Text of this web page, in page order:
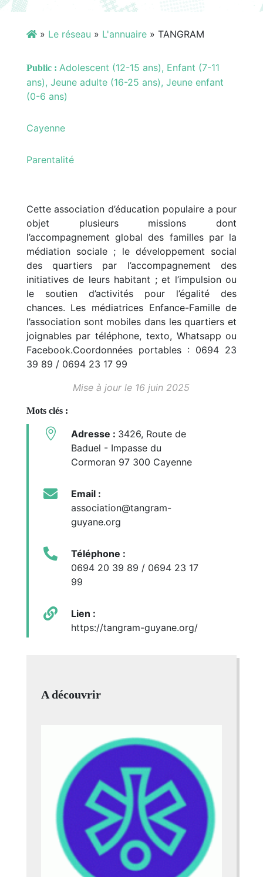
» Le réseau » L'annuaire» TANGRAM
Public : Adolescent (12-15 ans), Enfant (7-11
ans), Jeune adulte (16-25 ans), Jeune enfant
(0-6 ans)
Cayenne
Parentalité
Cette association d’éducation populaire a pour
objet plusieurs missions dont
l’accompagnement global des familles par la
médiation sociale ; le développement social
des quartiers par l’accompagnement des
initiatives de leurs habitant ; et l’impulsion ou
le soutien d’activités pour l’égalité des
chances. Les médiatrices Enfance-Famille de
l’association sont mobiles dans les quartiers et
joignables par téléphone, texto, Whatsapp ou
Facebook.Coordonnées portables : 0694 23
39 89 / 0694 23 17 99
Mise à jour le 16 juin 2025
Mots clés :
 Adresse : 3426, Route de
Baduel - Impasse du
Cormoran 97 300 Cayenne

Email :
association@tangram-
guyane.org

Téléphone :
0694 20 39 89 / 0694 23 17
99

Lien :
https://tangram-guyane.org/
A découvrir